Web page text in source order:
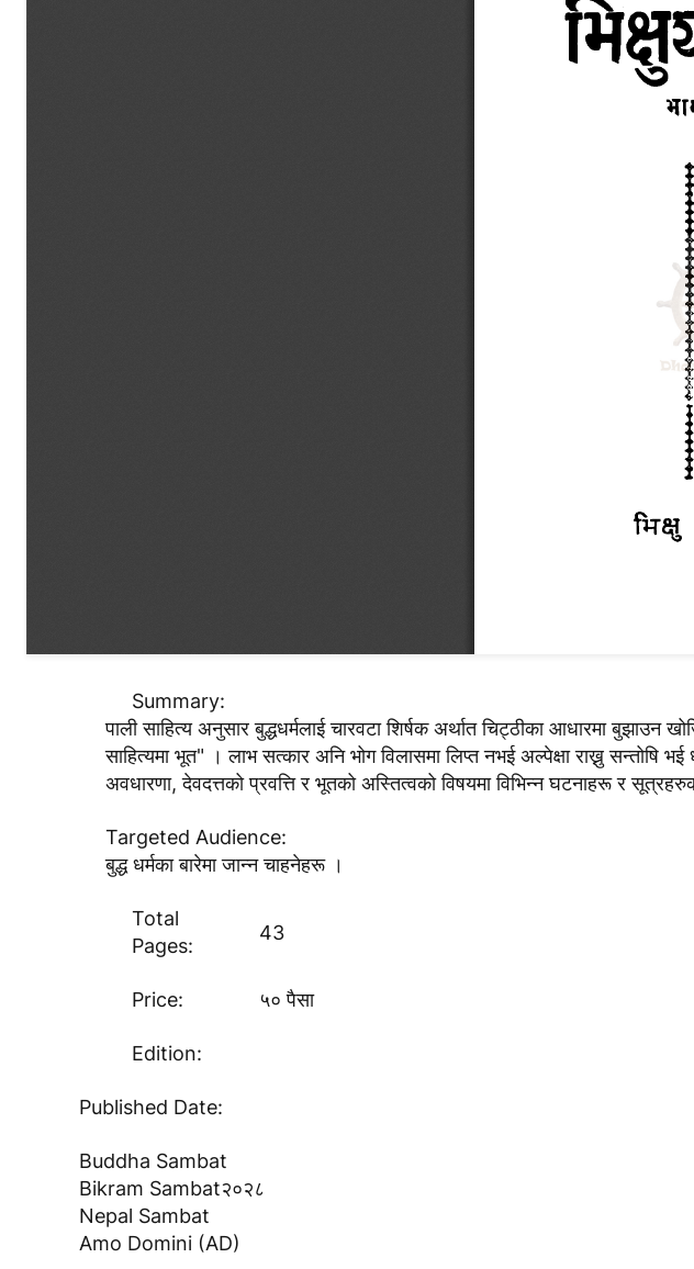
Summary:
पाली साहित्य अनुसार बुद्धधर्मलाई चारवटा शिर्षक अर्थात चिट्ठीका आधारमा बुझाउन
साहित्यमा भूत" । लाभ सत्कार अनि भोग विलासमा लिप्त नभई अल्पेक्षा राख्नु सन्तोषि
अवधारणा, देवदत्तको प्रवत्ति र भूतको अस्तित्वको विषयमा विभिन्न घटनाहरू र
Targeted Audience:
बुद्ध धर्मका बारेमा जान्न चाहनेहरू ।
Total
Pages:
43
Price: ५० पैसा
Edition:
Published Date:
Buddha Sambat
Bikram Sambat२०२८
Nepal Sambat
Amo Domini (AD)